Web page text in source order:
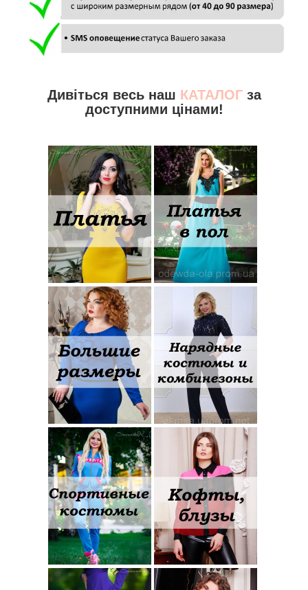
Дивіться весь наш КАТАЛОГза
доступними цінами!